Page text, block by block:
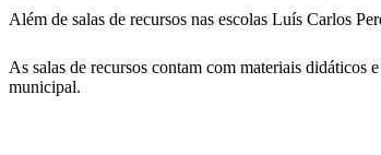
Além de salas de recursos nas escolas Luís Carlos
As salas de recursos contam com materiais didáticos
municipal.